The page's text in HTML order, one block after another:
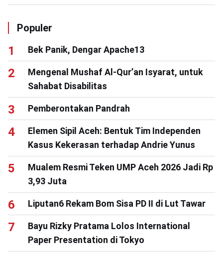
Populer
Bek Panik, Dengar Apache13
Mengenal Mushaf Al-Qur’an Isyarat, untuk
Sahabat Disabilitas
Pemberontakan Pandrah
Elemen Sipil Aceh: Bentuk Tim Independen
Kasus Kekerasan terhadap Andrie Yunus
Mualem Resmi Teken UMP Aceh 2026 Jadi Rp
3,93 Juta
Liputan6 Rekam Bom Sisa PD II di Lut Tawar
Bayu Rizky Pratama Lolos International
Paper Presentation di Tokyo